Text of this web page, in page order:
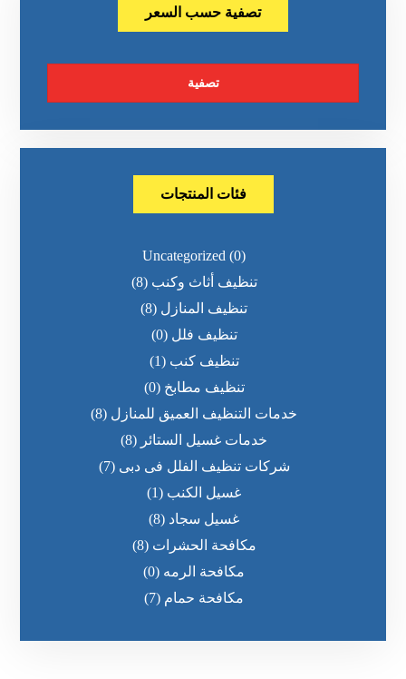
تصفية حسب السعر
تصفية
فئات المنتجات
Uncategorized (0)
تنظيف أثاث وكنب (8)
تنظيف المنازل (8)
تنظيف فلل (0)
تنظيف كنب (1)
تنظيف مطابخ (0)
خدمات التنظيف العميق للمنازل (8)
خدمات غسيل الستائر (8)
شركات تنظيف الفلل فى دبى (7)
غسيل الكنب (1)
غسيل سجاد (8)
مكافحة الحشرات (8)
مكافحة الرمه (0)
مكافحة حمام (7)